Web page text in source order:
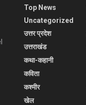
Top News
Uncategorized
उत्तर प्रदेश
उत्तराखंड
कथा-कहानी
कविता
कश्मीर
खेल